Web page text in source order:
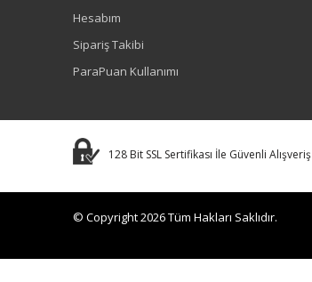
Hesabım
Sipariş Takibi
ParaPuan Kullanımı
128 Bit SSL Sertifikası İle Güvenli Alışveriş
© Copyright 2026 Tüm Hakları Saklıdır.